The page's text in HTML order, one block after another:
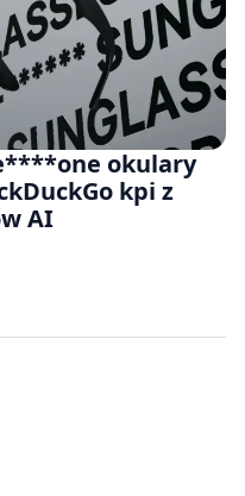
okulary
kpi z
AI